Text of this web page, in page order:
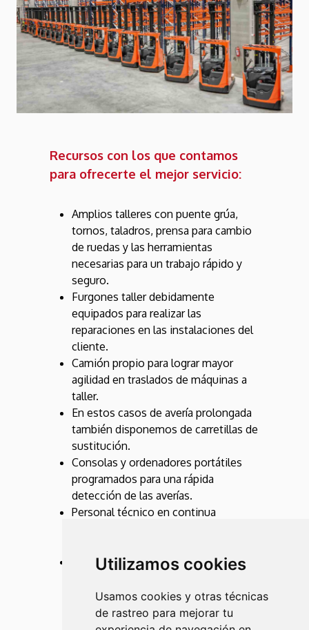
Utilizamos cookies
Usamos cookies y otras técnicas
de rastreo para mejorar tu
Recursos con los que contamos
para ofrecerte el mejor servicio:
Amplios talleres con puente grúa,
tornos, taladros, prensa para cambio
de ruedas y las herramientas
necesarias para un trabajo rápido y
seguro.
Furgones taller debidamente
equipados para realizar las
reparaciones en las instalaciones del
cliente.
Camión propio para lograr mayor
agilidad en traslados de máquinas a
taller.
En estos casos de avería prolongada
también disponemos de carretillas de
sustitución.
Consolas y ordenadores portátiles
programados para una rápida
detección de las averías.
Personal técnico en continua
También disponemos de los medios
manipulación de los residuos
derivados del mantenimiento de las